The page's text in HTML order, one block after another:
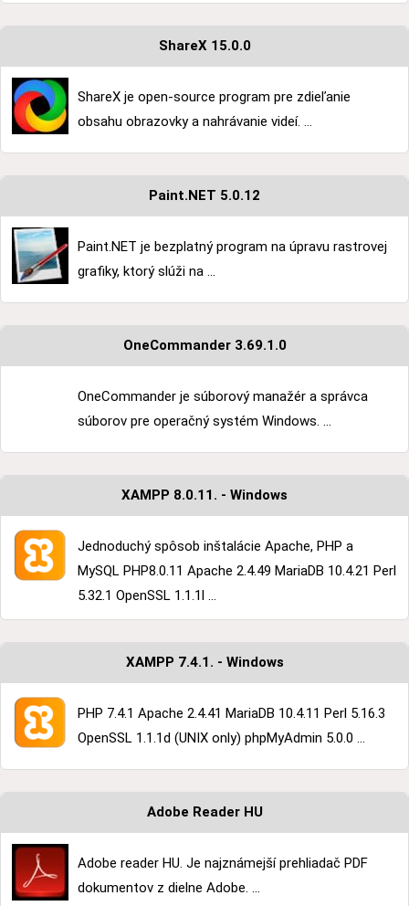
ShareX 15.0.0
ShareX je open-source program pre zdieľanie
obsahu obrazovky a nahrávanie videí. ...
Paint.NET 5.0.12
Paint.NET je bezplatný program na úpravu rastrovej
grafiky, ktorý slúži na ...
OneCommander 3.69.1.0
OneCommander je súborový manažér a správca
súborov pre operačný systém Windows. ...
XAMPP 8.0.11. - Windows
Jednoduchý spôsob inštalácie Apache, PHP a
MySQL PHP8.0.11 Apache 2.4.49 MariaDB 10.4.21 Perl
5.32.1 OpenSSL 1.1.1l ...
XAMPP 7.4.1. - Windows
PHP 7.4.1 Apache 2.4.41 MariaDB 10.4.11 Perl 5.16.3
OpenSSL 1.1.1d (UNIX only) phpMyAdmin 5.0.0 ...
Adobe Reader HU
Adobe reader HU. Je najznámejší prehliadač PDF
dokumentov z dielne Adobe. ...